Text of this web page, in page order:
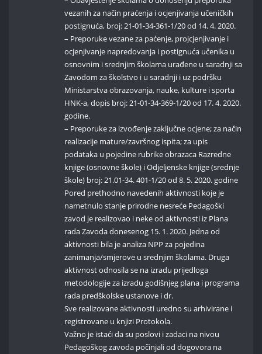
vezanih za način praćenja i ocjenjivanja učeničkih
postignuća, broj: 21-01-34-361-1/20 od 14. 4. 2020.
– Preporuke vezane za paćenje, projcjenjivanje i
ocjenjivanje napredovanja i postignuća učenika u
osnovnim i srednjim školama urađene u saradnji sa
Zavodom za školstvo i u saradnji i uz podršku
Ministarstva obrazovanja, nauke, kulture i sporta
HNK-a, dopis broj: 21-01-34-369-1/20 od 17. 4. 2020.
godine.
– Preporuke za izvođenje zaključne ocjene; za način
realizacije mature/završnog ispita; za upis
podataka u pojedine rubrike obrazaca Razredne
knjige (osnovne škole) i Odjeljenske knjige (srednje
škole) broj: 21.01-34. 401-1/20 od 8. 5. 2020. godine
Pored prethodno navedenih aktivnosti koje je
nametnulo stanje prirodne nesreće Pedagoški
zavod je realizovao i neke od aktivnosti iz Plana
rada Zavoda donesenog 15. 1. 2020. Jedna od
aktivnosti bila je analiza NPP za pojedina
zanimanja/smjerove u srednjim školama. Druga
aktivnost odnosila se na izradu prijedloga
metodologije za izradu godišnjeg plana i programa
rada predškolske ustanove i dr.
Sve realizovane aktivnosti uredno su arhivirane i
registrovane u knjizi Protokola.
Važno je istaći da su poslovi i zadaci na nivou
Pedagoškog zavoda počinjali od dogovora na